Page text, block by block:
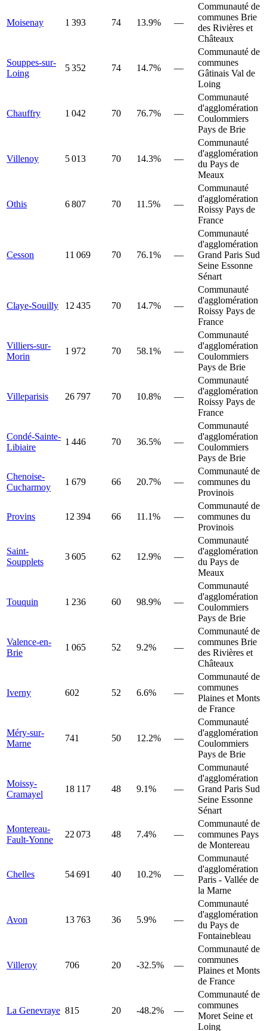
Moisenay 1 393 74 13.9% —
Communauté de
communes Brie
des Rivières et
Châteaux
Souppes-sur-
Loing
5 352 74 14.7% —
Communauté de
communes
Gâtinais Val de
Loing
Chauffry 1 042 70 76.7% —
Communauté
d'agglomération
Coulommiers
Pays de Brie
Villenoy 5 013 70 14.3% —
Communauté
d'agglomération
du Pays de
Meaux
Othis 6 807 70 11.5% —
Communauté
d'agglomération
Roissy Pays de
France
Cesson 11 069 70 76.1% —
Communauté
d'agglomération
Grand Paris Sud
Seine Essonne
Sénart
Claye-Souilly 12 435 70 14.7% —
Communauté
d'agglomération
Roissy Pays de
France
Villiers-sur-
Morin
1 972 70 58.1% —
Communauté
d'agglomération
Coulommiers
Pays de Brie
Villeparisis 26 797 70 10.8% —
Communauté
d'agglomération
Roissy Pays de
France
Condé-Sainte-
Libiaire
1 446 70 36.5% —
Communauté
d'agglomération
Coulommiers
Pays de Brie
Chenoise-
Cucharmoy
1 679 66 20.7% —
Communauté de
communes du
Provinois
Provins 12 394 66 11.1% —
Communauté de
communes du
Provinois
Saint-
Soupplets
3 605 62 12.9% —
Communauté
d'agglomération
du Pays de
Meaux
Touquin 1 236 60 98.9% —
Communauté
d'agglomération
Coulommiers
Pays de Brie
Valence-en-
Brie
1 065 52 9.2% —
Communauté de
communes Brie
des Rivières et
Châteaux
Iverny 602 52 6.6% —
Communauté de
communes
Plaines et Monts
de France
Méry-sur-
Marne
741 50 12.2% —
Communauté
d'agglomération
Coulommiers
Pays de Brie
Moissy-
Cramayel
18 117 48 9.1% —
Communauté
d'agglomération
Grand Paris Sud
Seine Essonne
Sénart
Montereau-
Fault-Yonne
22 073 48 7.4% —
Communauté de
communes Pays
de Montereau
Chelles 54 691 40 10.2% —
Communauté
d'agglomération
Paris - Vallée de
la Marne
Avon 13 763 36 5.9% —
Communauté
d'agglomération
du Pays de
Fontainebleau
Villeroy 706 20 -32.5% —
Communauté de
communes
Plaines et Monts
de France
La Genevraye 815 20 -48.2% —
Communauté de
communes
Moret Seine et
Loing